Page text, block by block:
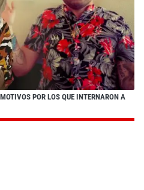
POR LOS QUE INTERNARON A